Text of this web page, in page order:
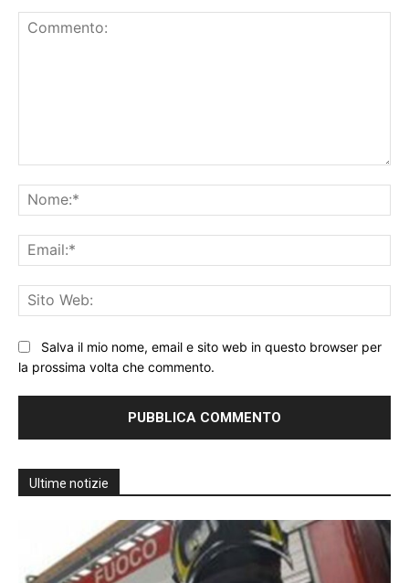
Salva il mio nome, email e sito web in questo browser per
la prossima volta che commento.
Ultime notizie